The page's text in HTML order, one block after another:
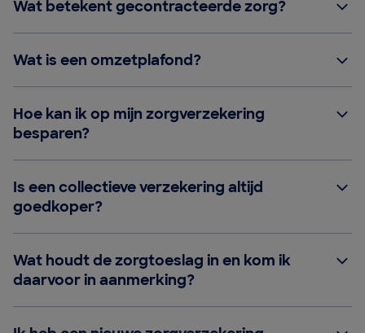
Wat betekent gecontracteerde zorg?
Wat is een omzetplafond?
Hoe kan ik op mijn zorgverzekering
besparen?
Is een collectieve verzekering altijd
goedkoper?
Wat houdt de zorgtoeslag in en kom ik
daarvoor in aanmerking?